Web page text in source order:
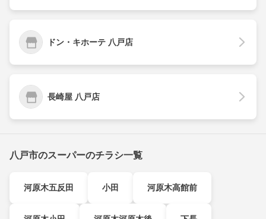
ドン・キホーテ 八戸店
長崎屋 八戸店
八戸市のスーパーのチラシ一覧
河原木五反田 小田 河原木高館前